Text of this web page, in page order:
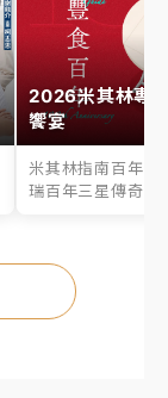
2026米其林專
饗宴
米其林指南百年之
瑞百年三星傳奇、